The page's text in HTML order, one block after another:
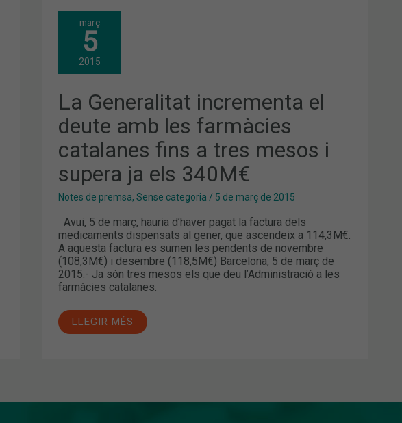
març
5
2015
La Generalitat incrementa el
deute amb les farmàcies
catalanes fins a tres mesos i
supera ja els 340M€
Notes de premsa,Sense categoria / 5 de març de 2015
Avui, 5 de març, hauria d’haver pagat la factura dels
medicaments dispensats al gener, que ascendeix a 114,3M€.
A aquesta factura es sumen les pendents de novembre
(108,3M€) i desembre (118,5M€) Barcelona, 5 de març de
2015.- Ja són tres mesos els que deu l’Administració a les
farmàcies catalanes.
LA
GENERALITAT
INCREMENTA
DEUTE
AMB
LES
CATALANES
FINS
TRES
I
SUPERA
JA
ELS
340M€
LLEGIR MÉS